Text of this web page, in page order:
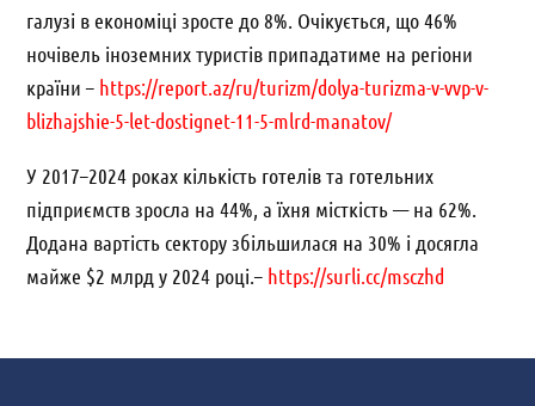
галузі в економіці зросте до 8%. Очікується, що 46%
ночівель іноземних туристів припадатиме на регіони
країни – https://report.az/ru/turizm/dolya-turizma-v-vvp-v-
blizhajshie-5-let-dostignet-11-5-mlrd-manatov/
У 2017–2024 роках кількість готелів та готельних
підприємств зросла на 44%, а їхня місткість — на 62%.
Додана вартість сектору збільшилася на 30% і досягла
майже $2 млрд у 2024 році.– https://surli.cc/msczhd